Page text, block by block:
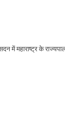
में महाराष्ट्र के